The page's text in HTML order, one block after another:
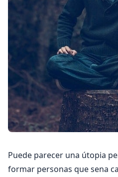
Puede parecer una útopia
formar personas que sena